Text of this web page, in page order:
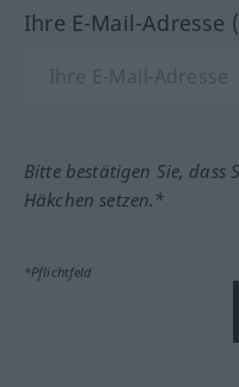
Ihre E-Mail-Adresse
Bitte bestätigen Sie, dass
Häkchen setzen.*
*Pflichtfeld